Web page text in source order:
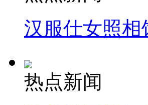
汉服仕女照相
热点新闻